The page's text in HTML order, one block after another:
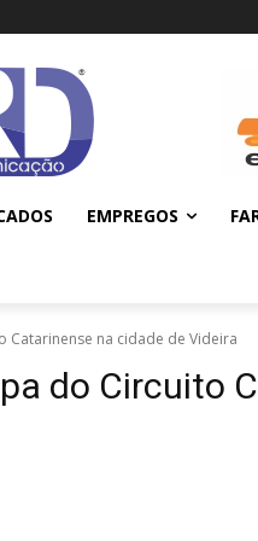
EMPREGOS
Catarinense na cidade de Videira
do Circuito